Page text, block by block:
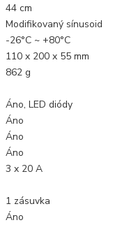
44 cm
Modifikovaný sínusoid
-26°C ~ +80°C
110 x 200 x 55 mm
862 g
Áno, LED diódy
Áno
Áno
Áno
3 x 20 A
1 zásuvka
Áno